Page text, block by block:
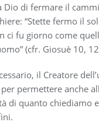
Dio di fermare il
“Stette fermo il
ci fu giorno come
(cfr. Giosuè 10,
il Creatore
permettere anche
di quanto chiediamo